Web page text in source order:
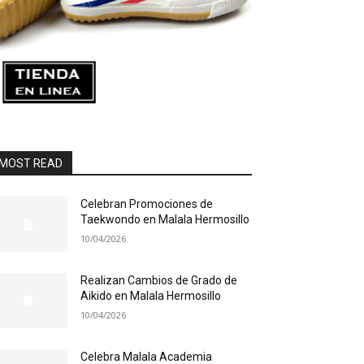
READ
Celebran Promociones de
Taekwondo en Malala Hermosillo
10/04/2026
Realizan Cambios de Grado de
Aikido en Malala Hermosillo
10/04/2026
Celebra Malala Academia